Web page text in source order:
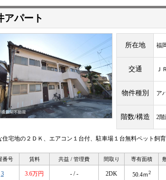
アパート
所在地 福
交通 Ｊ
物件種別 ア
階数/構造 2
住宅地の２ＤＫ、エアコン１台付、駐車場１台無料ペット飼
番号 賃料 共益 / 管理費 間取り 専有面積
3 3.6万円 - / - 2DK 50.4ｍ2